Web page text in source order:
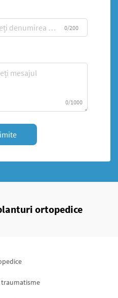
0/200
0/1000
ortopedice